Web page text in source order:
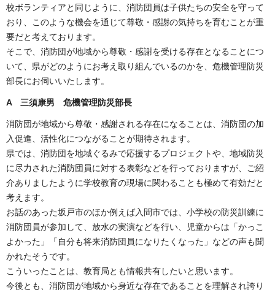
校ボランティアと同じように、消防団員は子供たちの安全を守って
おり、このような機会を通じて尊敬・感謝の気持ちを育むことが重
要だと考えております。
そこで、消防団が地域から尊敬・感謝を受ける存在となることにつ
いて、県がどのようにお考え取り組んでいるのかを、危機管理防災
部長にお伺いいたします。
A 三須康男 危機管理防災部長
消防団が地域から尊敬・感謝される存在になることは、消防団の加
入促進、活性化につながることが期待されます。
県では、消防団を地域ぐるみで応援するプロジェクトや、地域防災
に尽力された消防団員に対する表彰などを行っておりますが、ご紹
介ありましたように学校教育の現場に関わることも極めて有効だと
考えます。
お話のあった坂戸市のほか例えば入間市では、小学校の防災訓練に
消防団員が参加して、放水の実演などを行い、児童からは「かっこ
よかった」「自分も将来消防団員になりたくなった」などの声も聞
かれたそうです。
こういったことは、教育局とも情報共有したいと思います。
今後とも、消防団が地域から身近な存在であることを理解され誇り